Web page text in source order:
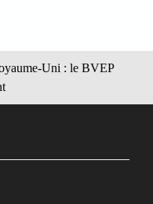
Uni : le BVEP